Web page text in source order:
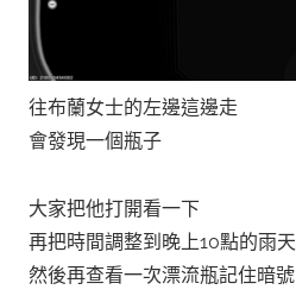
往布蘭女士的左邊這邊走
會發現一個瓶子
大家把他打開看一下
再把時間調整到晚上10點的雨天
然後再查看一次漂流瓶記住暗號